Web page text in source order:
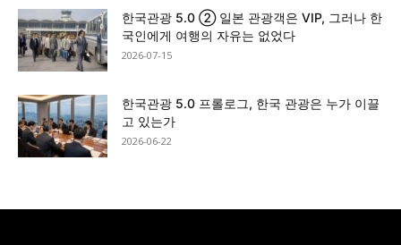
한국관광 5.0 ② 일본 관광객은 VIP, 그러나 한
국인에게 여행의 자유는 없었다
2026-07-15
한국관광 5.0 프롤로그, 한국 관광은 누가 이끌
고 있는가
2026-06-22